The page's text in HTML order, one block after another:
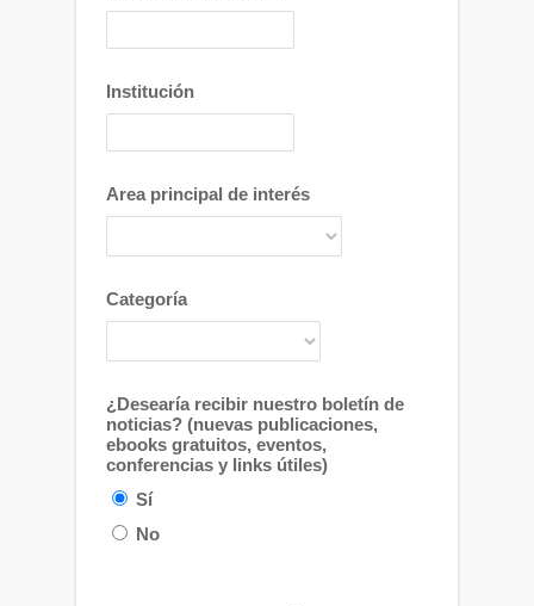
Institución
Area principal de interés
Categoría
¿Desearía recibir nuestro boletín de
noticias? (nuevas publicaciones,
ebooks gratuitos, eventos,
conferencias y links útiles)
Sí
No